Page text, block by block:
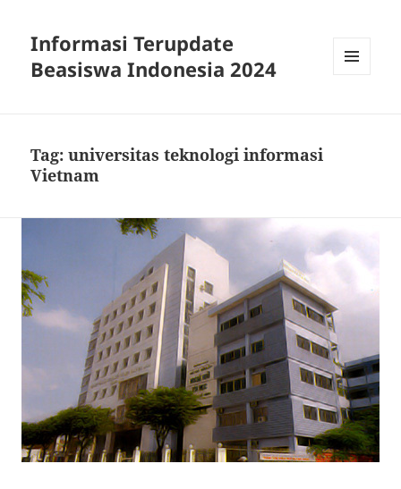
Informasi Terupdate
Beasiswa Indonesia 2024
Tag:universitas teknologi informasi
Vietnam